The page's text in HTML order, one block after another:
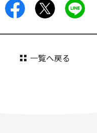
facebook
一覧へ戻る